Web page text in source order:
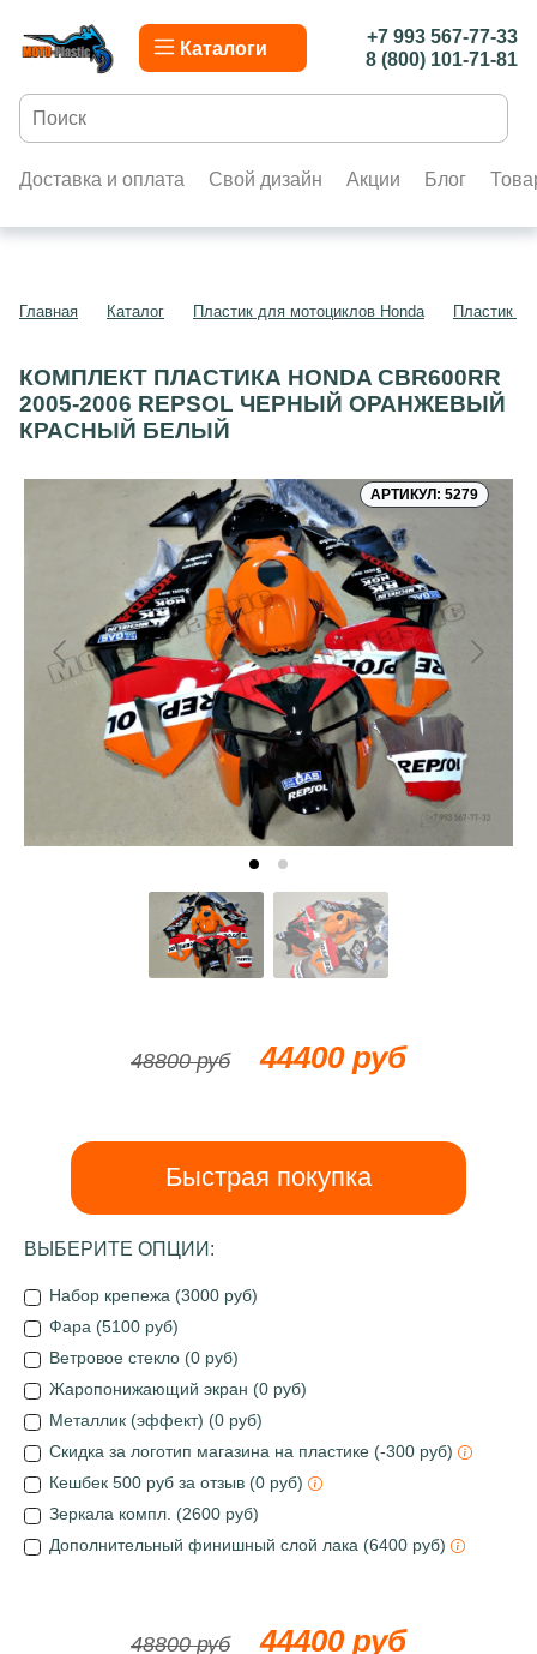
Каталоги
+7 993 567-77-33
8 (800) 101-71-81
Доставка и оплата Свой дизайн Акции Блог
Главная Каталог Пластик для мотоциклов Honda Пластик
КОМПЛЕКТ ПЛАСТИКА HONDA CBR600RR
2005-2006 REPSOL ЧЕРНЫЙ ОРАНЖЕВЫЙ
КРАСНЫЙ БЕЛЫЙ
АРТИКУЛ: 5279
48800 руб 44400 руб
Быстрая покупка
ВЫБЕРИТЕ ОПЦИИ:
Набор крепежа (3000 руб)
Фара (5100 руб)
Ветровое стекло (0 руб)
Жаропонижающий экран (0 руб)
Металлик (эффект) (0 руб)
Скидка за логотип магазина на пластике (-300 руб)
Кешбек 500 руб за отзыв (0 руб)
Зеркала компл. (2600 руб)
Дополнительный финишный слой лака (6400 руб)
48800 руб 44400 руб